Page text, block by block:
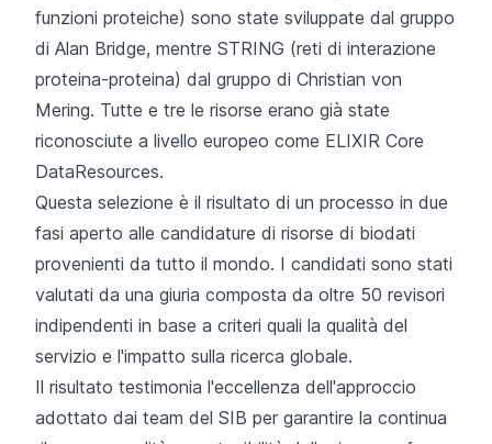
funzioni proteiche) sono state sviluppate dal gruppo
di Alan Bridge, mentre STRING (reti di interazione
proteina-proteina) dal gruppo di Christian von
Mering. Tutte e tre le risorse erano già state
riconosciute a livello europeo come ELIXIR Core
DataResources.
Questa selezione è il risultato di un processo in due
fasi aperto alle candidature di risorse di biodati
provenienti da tutto il mondo. I candidati sono stati
valutati da una giuria composta da oltre 50 revisori
indipendenti in base a criteri quali la qualità del
servizio e l'impatto sulla ricerca globale.
Il risultato testimonia l'eccellenza dell'approccio
adottato dai team del SIB per garantire la continua